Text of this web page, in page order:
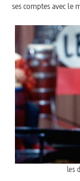
ses comptes avec le
les